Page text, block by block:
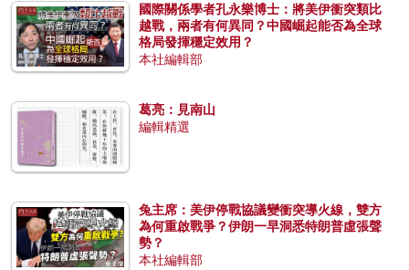
國際關係學者孔永樂博士：將美伊衝突類比
越戰，兩者有何異同？中國崛起能否為全球
格局發揮穩定效用？
本社編輯部
葛亮：見南山
編輯精選
兔主席：美伊停戰協議變衝突導火線，雙方
為何重啟戰爭？伊朗一早洞悉特朗普虛張聲
勢？
本社編輯部